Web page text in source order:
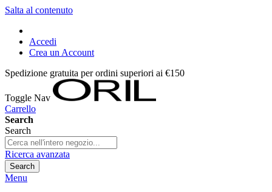
Salta al contenuto
Accedi
Crea un Account
Spedizione gratuita per ordini superiori ai €150
Toggle Nav
Carrello
Search
Search
Ricerca avanzata
Search
Menu